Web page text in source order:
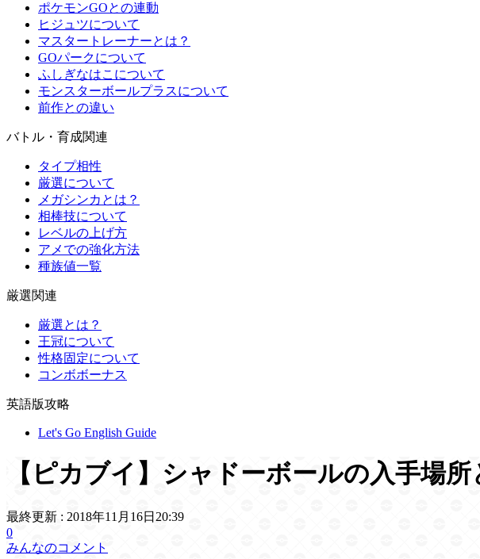
ポケモンGOとの連動
ヒジュツについて
マスタートレーナーとは？
GOパークについて
ふしぎなはこについて
モンスターボールプラスについて
前作との違い
バトル・育成関連
タイプ相性
厳選について
メガシンカとは？
相棒技について
レベルの上げ方
アメでの強化方法
種族値一覧
厳選関連
厳選とは？
王冠について
性格固定について
コンボボーナス
英語版攻略
Let's Go English Guide
【ピカブイ】シャドーボールの入手場
最終更新 : 2018年11月16日20:39
0
みんなのコメント